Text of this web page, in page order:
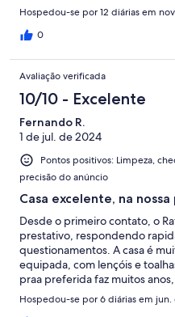
Hospedou-se por 12 diárias em
0
Avaliação verificada
10/10 - Excelente
Fernando R.
1 de jul. de 2024
Pontos positivos: Limpeza,
precisão do anúncio
Casa excelente, na
Desde o primeiro contato, o
prestativo, respondendo
questionamentos. A casa é
equipada, com lençóis e
praa preferida faz muitos
nos deixa muito tranquilos. A
ajudou com as refeições e
Hospedou-se por 6 diárias em